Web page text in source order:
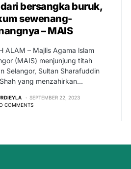
bersangka buruk,
sewenang-
– MAIS
ALAM – Majlis Agama lslam
(MAIS) menjunjung titah
Selangor, Sultan Sharafuddin
yang menzahirkan…
SEPTEMBER 22, 2023
COMMENTS